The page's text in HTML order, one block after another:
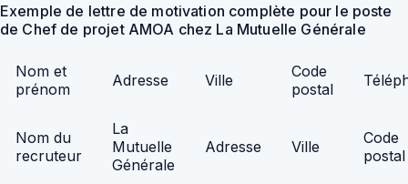
Exemple de lettre de motivation complète pour le poste
de Chef de projet AMOA chez La Mutuelle Générale
Nom et
prénom
Adresse Ville
Code
postal
Nom du
recruteur
La
Mutuelle
Générale
Adresse Ville
Code
postal